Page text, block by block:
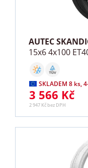
AUTEC
15x6 4x100
SKLADEM 8 ks,
3 566 Kč
2 947 Kč bez DPH